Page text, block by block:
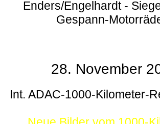
Enders/Engelhardt -
Gespann-
28. November
Int. ADAC-1000-Kilometer-